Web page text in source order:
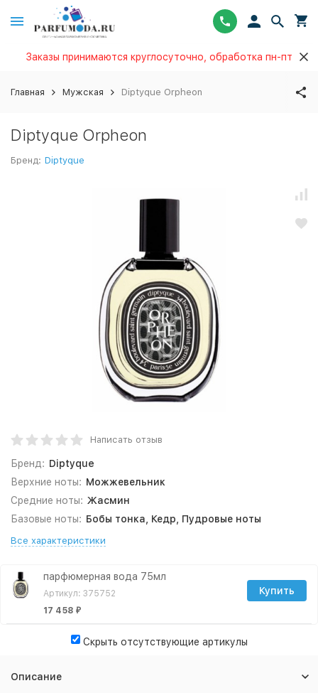
Заказы принимаются круглосуточно, обработка пн-пт
Главная Мужская Diptyque Orpheon
Diptyque Orpheon
Бренд: Diptyque
Написать отзыв
Бренд: Diptyque
Верхние ноты: Можжевельник
Средние ноты: Жасмин
Базовые ноты: Бобы тонка, Кедр, Пудровые ноты
Все характеристики
парфюмерная вода 75мл
Артикул: 375752
17 458 ₽
Купить
Скрыть отсутствующие артикулы
Описание